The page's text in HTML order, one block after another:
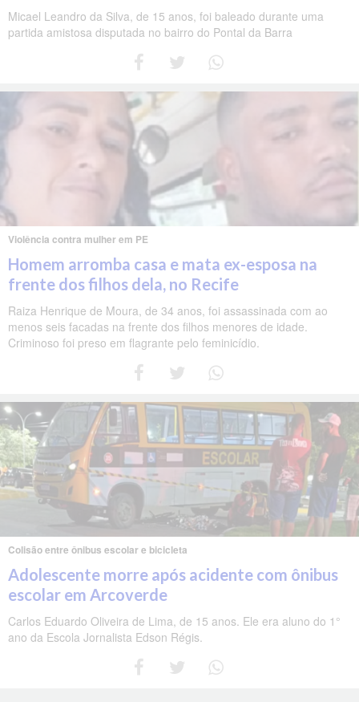
Micael Leandro da Silva, de 15 anos, foi baleado durante uma
partida amistosa disputada no bairro do Pontal da Barra
Violência contra mulher em PE
Homem arromba casa e mata ex-esposa na
frente dos filhos dela, no Recife
Raiza Henrique de Moura, de 34 anos, foi assassinada com ao
menos seis facadas na frente dos filhos menores de idade.
Criminoso foi preso em flagrante pelo feminicídio.
Colisão entre ônibus escolar e bicicleta
Adolescente morre após acidente com ônibus
escolar em Arcoverde
Carlos Eduardo Oliveira de Lima, de 15 anos. Ele era aluno do 1°
ano da Escola Jornalista Edson Régis.